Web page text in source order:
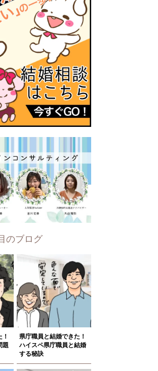
のブログ
題
県庁職員と結婚できた！
ハイスペ県庁職員と結婚
する秘訣